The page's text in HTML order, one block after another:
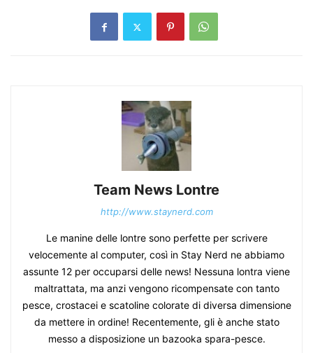
Team News Lontre
http://www.staynerd.com
Le manine delle lontre sono perfette per scrivere
velocemente al computer, così in Stay Nerd ne abbiamo
assunte 12 per occuparsi delle news! Nessuna lontra viene
maltrattata, ma anzi vengono ricompensate con tanto
pesce, crostacei e scatoline colorate di diversa dimensione
da mettere in ordine! Recentemente, gli è anche stato
messo a disposizione un bazooka spara-pesce.